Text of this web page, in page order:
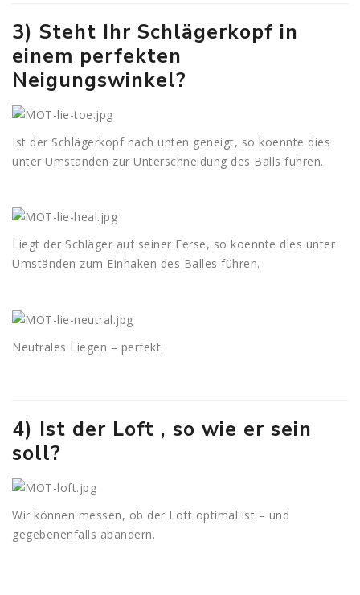
3) Steht Ihr Schlägerkopf in
einem perfekten
Neigungswinkel?
Ist der Schlägerkopf nach unten geneigt, so koennte dies
unter Umständen zur Unterschneidung des Balls führen.
Liegt der Schläger auf seiner Ferse, so koennte dies unter
Umständen zum Einhaken des Balles führen.
Neutrales Liegen – perfekt.
4) Ist der Loft , so wie er sein
soll?
Wir können messen, ob der Loft optimal ist – und
gegebenenfalls abändern.